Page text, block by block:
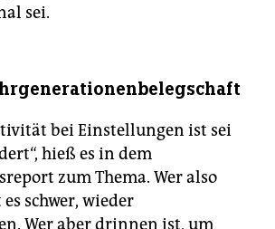
sei.
bei Einstellungen ist sei
hieß es in dem
zum Thema. Wer also
schwer, wieder
Wer aber drinnen ist, um